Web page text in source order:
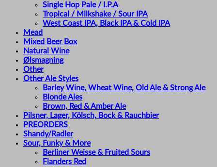
Single Hop Pale / I.P.A
Tropical / Milkshake / Sour IPA
West Coast IPA, Black IPA & Cold IPA
Mead
Mixed Beer Box
Natural Wine
Ølsmagning
Other
Other Ale Styles
Barley Wine, Wheat Wine, Old Ale & Strong Ale
Blonde Ales
Brown, Red & Amber Ale
Pilsner, Lager, Kölsch, Bock & Rauchbier
PREORDERS
Shandy/Radler
Sour, Funky & More
Berliner Weisse & Fruited Sours
Flanders Red